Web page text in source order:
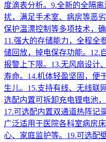
度滴表分析。9.全新的全隔
扰，满足手术室、病房等恶
保护温漂控制等多项技术，
11.强大的存储能力，全程全
储回放，掉电保存功能。12.
报警上下限。13.无风扇设计
寿命。14.机体轻盈坚固，便
生儿。15.支持有线、无线联
选配内置可拆卸充电锂电池
17.可选配内置双通道热阵记
广泛适用于医院各科室病房
心、家庭监护等。19.可选配